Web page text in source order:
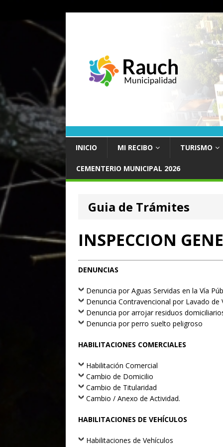
INICIO MI RECIBO TURISMO
CEMENTERIO MUNICIPAL 2026
Guia de Trámites
INSPECCION
DENUNCIAS
Denuncia por Aguas Servidas en la Vía
Denuncia Contravencional por Lavado de
Denuncia por arrojar residuos
Denuncia por perro suelto peligroso
HABILITACIONES COMERCIALES
Habilitación Comercial
Cambio de Domicilio
Cambio de Titularidad
Cambio / Anexo de Actividad.
HABILITACIONES DE VEHÍCULOS
Habilitaciones de Vehículos